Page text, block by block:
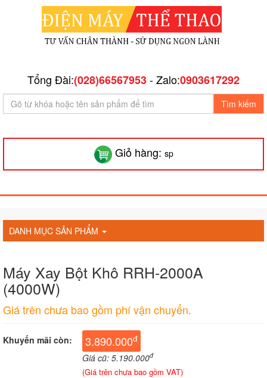
Tổng Đài:(028)66567953- Zalo:0903617292
Tìm kiếm
Giỏ hàng: sp
DANH MỤC SẢN PHẨM
Máy Xay Bột Khô RRH-2000A
(4000W)
Giá trên chưa bao gồm phí vận chuyển.
Khuyến mãi còn: 3.890.000đ
Giá cũ: 5.190.000đ
(Giá trên chưa bao gồm VAT)